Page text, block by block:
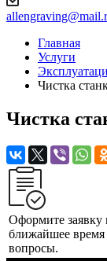
Главная
Услуги
Чистка
Чистка
Оформите заявку
ближайшее
вопросы.